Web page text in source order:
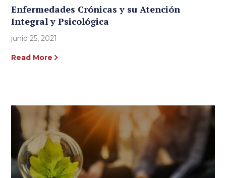
Enfermedades Crónicas y su Atención
Integral y Psicológica
junio 25, 2021
Read More